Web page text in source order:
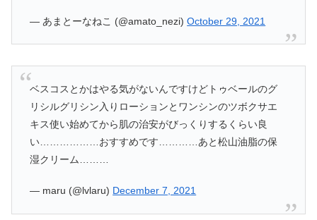
— あまとーなねこ (@amato_nezi)October 29, 2021
ベスコスとかはやる気がないんですけどトゥベールのグ
リシルグリシン入りローションとワンシンのツボクサエ
キス使い始めてから肌の治安がびっくりするくらい良
い………………おすすめです…………あと松山油脂の保
湿クリーム………
— maru (@lvlaru) December 7, 2021